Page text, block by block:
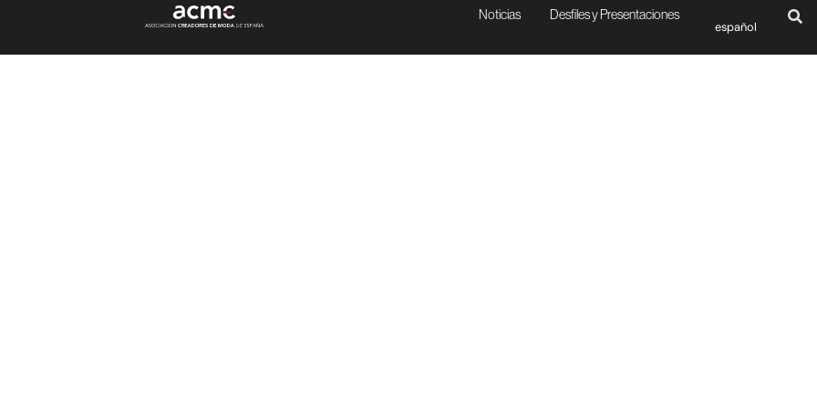
Noticias Desfiles y Presentaciones
español